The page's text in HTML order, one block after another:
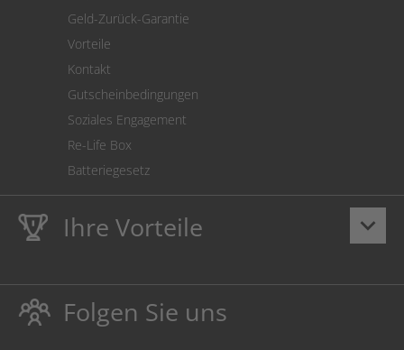
Geld-Zurück-Garantie
Vorteile
Kontakt
Gutscheinbedingungen
Soziales Engagement
Re-Life Box
Batteriegesetz
keyboard_arrow_down
Ihre Vorteile
LebenslangeHausmarke Garantieauf Toner und Tinte
schützt auch Ihren Drucker.
Umweltfreundlich dadurch Abfallvermeidung.
Folgen Sie uns